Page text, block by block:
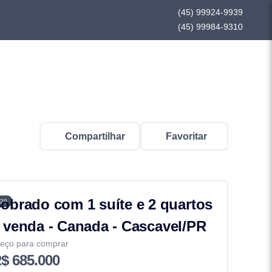
(45) 99924-9939
(45) 99984-9310
Compartilhar Favoritar
com 1 suíte e 2 quartos
venda - Canada - Cascavel/PR
para comprar
685.000